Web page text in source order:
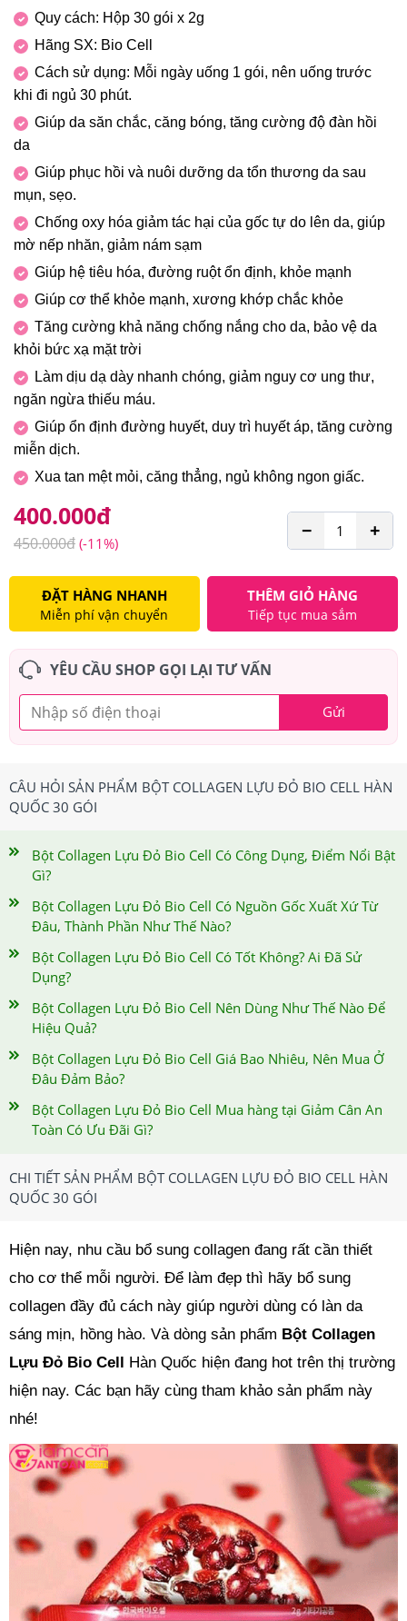
Quy cách: Hộp 30 gói x 2g
Hãng SX: Bio Cell
Cách sử dụng: Mỗi ngày uống 1 gói, nên uống trước
khi đi ngủ 30 phút.
Giúp da săn chắc, căng bóng, tăng cường độ đàn hồi
da
Giúp phục hồi và nuôi dưỡng da tổn thương da sau
mụn, sẹo.
Chống oxy hóa giảm tác hại của gốc tự do lên da, giúp
mờ nếp nhăn, giảm nám sạm
Giúp hệ tiêu hóa, đường ruột ổn định, khỏe mạnh
Giúp cơ thể khỏe mạnh, xương khớp chắc khỏe
Tăng cường khả năng chống nắng cho da, bảo vệ da
khỏi bức xạ mặt trời
Làm dịu dạ dày nhanh chóng, giảm nguy cơ ung thư,
ngăn ngừa thiếu máu.
Giúp ổn định đường huyết, duy trì huyết áp, tăng cường
miễn dịch.
Xua tan mệt mỏi, căng thẳng, ngủ không ngon giấc.
400.000đ
450.000đ (-11%)
+
−
THÊM GIỎ HÀNG
Tiếp tục mua sắm
ĐẶT HÀNG NHANH
Miễn phí vận chuyển
YÊU CẦU SHOP GỌI LẠI TƯ VẤN
Gửi
CÂU HỎI SẢN PHẨM BỘT COLLAGEN LỰU ĐỎ BIO CELL HÀN
QUỐC 30 GÓI
Bột Collagen Lựu Đỏ Bio Cell Có Công Dụng, Điểm Nổi Bật
Gì?
Bột Collagen Lựu Đỏ Bio Cell Có Nguồn Gốc Xuất Xứ Từ
Đâu, Thành Phần Như Thế Nào?
Bột Collagen Lựu Đỏ Bio Cell Có Tốt Không? Ai Đã Sử
Dụng?
Bột Collagen Lựu Đỏ Bio Cell Nên Dùng Như Thế Nào Để
Hiệu Quả?
Bột Collagen Lựu Đỏ Bio Cell Giá Bao Nhiêu, Nên Mua Ở
Đâu Đảm Bảo?
Bột Collagen Lựu Đỏ Bio Cell Mua hàng tại Giảm Cân An
Toàn Có Ưu Đãi Gì?
CHI TIẾT SẢN PHẨM BỘT COLLAGEN LỰU ĐỎ BIO CELL HÀN
QUỐC 30 GÓI
Hiện nay, nhu cầu bổ sung collagen đang rất cần thiết
cho cơ thể mỗi người. Để làm đẹp thì hãy bổ sung
collagen đầy đủ cách này giúp người dùng có làn da
sáng mịn, hồng hào. Và dòng sản phẩm Bột Collagen
Lựu Đỏ Bio Cell
Hàn Quốc hiện đang hot trên thị trường
hiện nay. Các bạn hãy cùng tham khảo sản phẩm này
nhé!